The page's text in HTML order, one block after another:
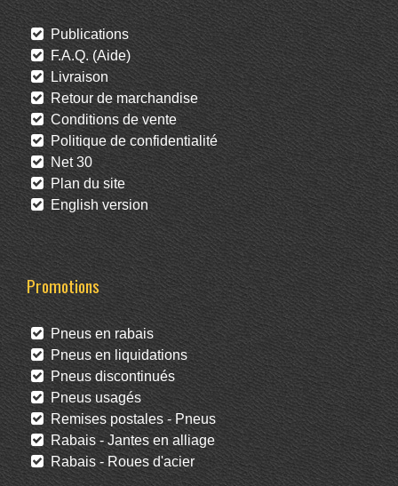
Publications
F.A.Q. (Aide)
Livraison
Retour de marchandise
Conditions de vente
Politique de confidentialité
Net 30
Plan du site
English version
Promotions
Pneus en rabais
Pneus en liquidations
Pneus discontinués
Pneus usagés
Remises postales - Pneus
Rabais - Jantes en alliage
Rabais - Roues d'acier